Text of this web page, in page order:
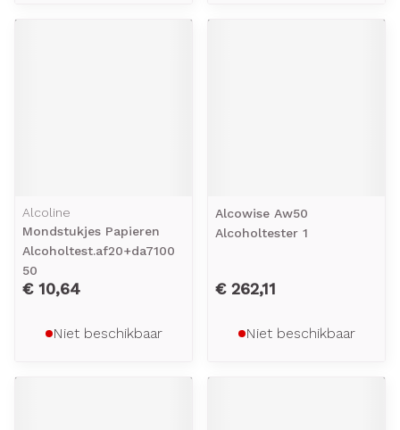
Alcoline
Mondstukjes Papieren
Alcoholtest.af20+da7100
50
€ 10,64
Niet beschikbaar
Alcowise Aw50
Alcoholtester 1
€ 262,11
Niet beschikbaar